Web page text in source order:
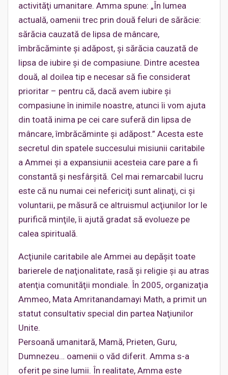
activităţi umanitare. Amma spune: „În lumea
actuală, oamenii trec prin două feluri de sărăcie:
sărăcia cauzată de lipsa de mâncare,
îmbrăcăminte şi adăpost, şi sărăcia cauzată de
lipsa de iubire şi de compasiune. Dintre acestea
două, al doilea tip e necesar să fie considerat
prioritar – pentru că, dacă avem iubire şi
compasiune în inimile noastre, atunci îi vom ajuta
din toată inima pe cei care suferă din lipsa de
mâncare, îmbrăcăminte şi adăpost.” Acesta este
secretul din spatele succesului misiunii caritabile
a Ammei şi a expansiunii acesteia care pare a fi
constantă şi nesfârşită. Cel mai remarcabil lucru
este că nu numai cei nefericiţi sunt alinaţi, ci şi
voluntarii, pe măsură ce altruismul acţiunilor lor le
purifică minţile, îi ajută gradat să evolueze pe
calea spirituală.
Acţiunile caritabile ale Ammei au depăşit toate
barierele de naţionalitate, rasă şi religie şi au atras
atenţia comunităţii mondiale. În 2005, organizaţia
Ammeo, Mata Amritanandamayi Math, a primit un
statut consultativ special din partea Naţiunilor
Unite.
Persoană umanitară, Mamă, Prieten, Guru,
Dumnezeu… oamenii o văd diferit. Amma s-a
oferit pe sine lumii. În realitate, Amma este